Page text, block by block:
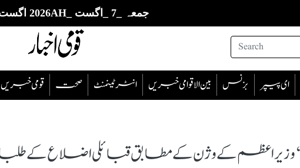
جمعہ _7 _اگست _2026AH اگست 7, 2026
قومی خبریں صحت انٹرٹینمنٹ بین الاقوامی خبریں بزنس ای پیپر
‘وزیراعظم کے وژن کے مطابق قبائلی اضلاع کے طلباء